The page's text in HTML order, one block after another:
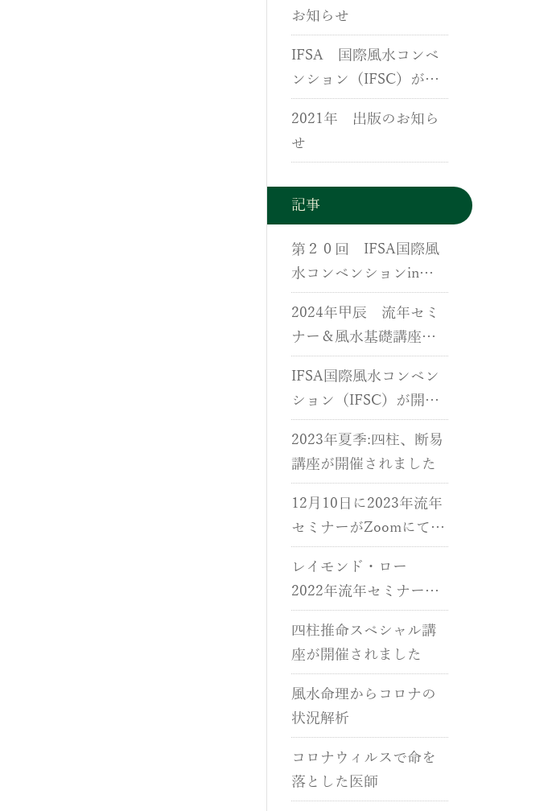
お知らせ
IFSA 国際風水コンベ
ンション（IFSC）が開
催されます
2021年 出版のお知ら
せ
記事
第２０回 IFSA国際風
水コンベンションin
香港が開催されました
2024年甲辰 流年セミ
ナー＆風水基礎講座が
開催されました。
IFSA国際風水コンベン
ション（IFSC）が開催
されました。
2023年夏季:四柱、断易
講座が開催されました
12月10日に2023年流年
セミナーがZoomにて開
催されました。
レイモンド・ロー
2022年流年セミナーが
開催されました。
四柱推命スペシャル講
座が開催されました
風水命理からコロナの
状況解析
コロナウィルスで命を
落とした医師